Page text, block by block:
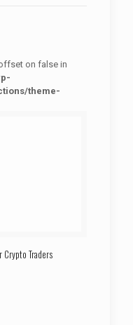
on false in
theme-
Crypto Traders